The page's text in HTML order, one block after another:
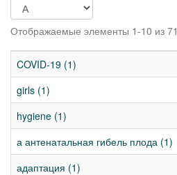
Отображаемые элементы 1-10 из 71
COVID-19 (1)
girls (1)
hygiene (1)
а антенатальная гибель плода (1)
адаптация (1)